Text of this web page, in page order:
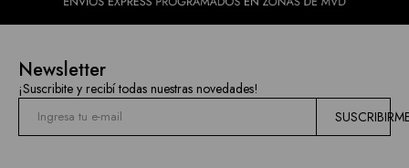
Newsletter
¡Suscribite y recibí todas nuestras novedades!